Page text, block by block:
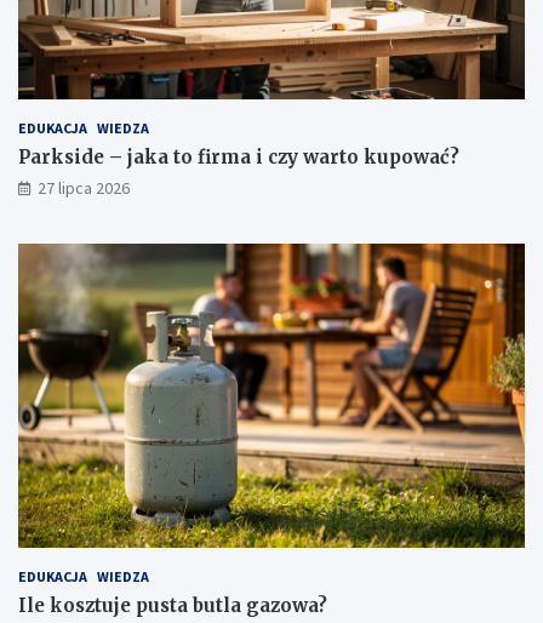
EDUKACJA WIEDZA
Parkside – jaka to firma i czy warto kupować?
27 lipca 2026
EDUKACJA WIEDZA
Ile kosztuje pusta butla gazowa?